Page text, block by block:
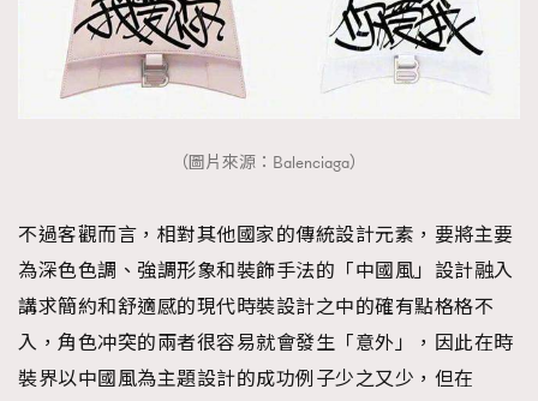
（圖片來源：Balenciaga）
不過客觀而言，相對其他國家的傳統設計元素，要將主要
為深色色調、強調形象和裝飾手法的「中國風」設計融入
講求簡約和舒適感的現代時裝設計之中的確有點格格不
入，角色冲突的兩者很容易就會發生「意外」，因此在時
裝界以中國風為主題設計的成功例子少之又少，但在